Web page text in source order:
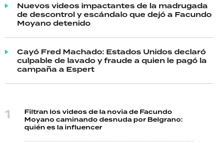
Nuevos videos impactantes de la madrugada
de descontrol y escándalo que dejó a Facundo
Moyano detenido
Cayó Fred Machado: Estados Unidos declaró
culpable de lavado y fraude a quien le pagó la
campaña a Espert
Filtran los videos de la novia de Facundo
Moyano caminando desnuda por Belgrano:
quién es la influencer